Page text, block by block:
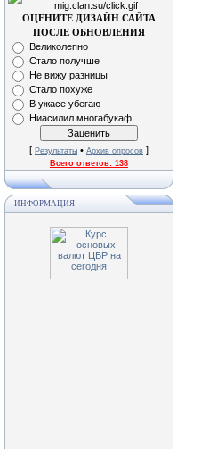
ОЦЕНИТЕ ДИЗАЙН САЙТА
ПОСЛЕ ОБНОВЛЕНИЯ
Великолепно
Стало получше
Не вижу разницы
Стало похуже
В ужасе убегаю
Ниасилил многабукаф
[ Результаты • Архив опросов ]
Всего ответов: 138
ИНФОРМАЦИЯ